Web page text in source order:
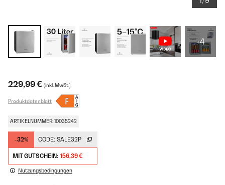
+4
229,99 € (inkl. MwSt.)
Produktdatenblatt
ARTIKELNUMMER: 10035242
-32% CODE: SALE32P
MIT GUTSCHEIN: 156,39 €
Nutzungsbedingungen